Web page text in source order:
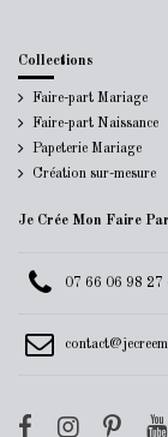
Collections
Faire-part Mariage
Faire-part Naissance
Papeterie Mariage
Création sur-mesure
Je Crée Mon Faire
07 66 06 98 27